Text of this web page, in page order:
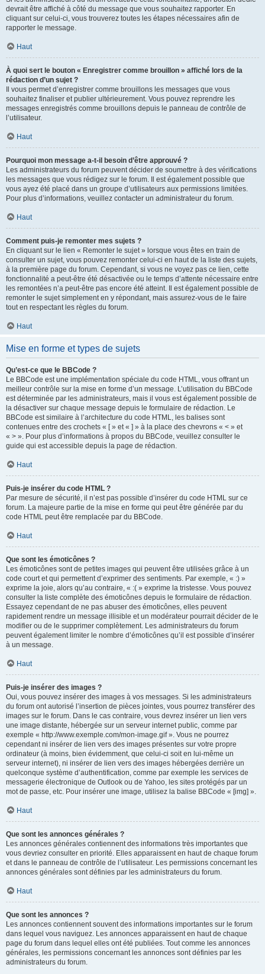
devrait être affiché à côté du message que vous souhaitez rapporter. En
cliquant sur celui-ci, vous trouverez toutes les étapes nécessaires afin de
rapporter le message.
Haut
À quoi sert le bouton « Enregistrer comme brouillon » affiché lors de la
rédaction d’un sujet ?
Il vous permet d’enregistrer comme brouillons les messages que vous
souhaitez finaliser et publier ultérieurement. Vous pouvez reprendre les
messages enregistrés comme brouillons depuis le panneau de contrôle de
l’utilisateur.
Haut
Pourquoi mon message a-t-il besoin d’être approuvé ?
Les administrateurs du forum peuvent décider de soumettre à des vérifications
les messages que vous rédigez sur le forum. Il est également possible que
vous ayez été placé dans un groupe d’utilisateurs aux permissions limitées.
Pour plus d’informations, veuillez contacter un administrateur du forum.
Haut
Comment puis-je remonter mes sujets ?
En cliquant sur le lien « Remonter le sujet » lorsque vous êtes en train de
consulter un sujet, vous pouvez remonter celui-ci en haut de la liste des sujets,
à la première page du forum. Cependant, si vous ne voyez pas ce lien, cette
fonctionnalité a peut-être été désactivée ou le temps d’attente nécessaire entre
les remontées n’a peut-être pas encore été atteint. Il est également possible de
remonter le sujet simplement en y répondant, mais assurez-vous de le faire
tout en respectant les règles du forum.
Haut
Mise en forme et types de sujets
Qu’est-ce que le BBCode ?
Le BBCode est une implémentation spéciale du code HTML, vous offrant un
meilleur contrôle sur la mise en forme d’un message. L’utilisation du BBCode
est déterminée par les administrateurs, mais il vous est également possible de
la désactiver sur chaque message depuis le formulaire de rédaction. Le
BBCode est similaire à l’architecture du code HTML, les balises sont
contenues entre des crochets « [ » et « ] » à la place des chevrons « < » et
« > ». Pour plus d’informations à propos du BBCode, veuillez consulter le
guide qui est accessible depuis la page de rédaction.
Haut
Puis-je insérer du code HTML ?
Par mesure de sécurité, il n’est pas possible d’insérer du code HTML sur ce
forum. La majeure partie de la mise en forme qui peut être générée par du
code HTML peut être remplacée par du BBCode.
Haut
Que sont les émoticônes ?
Les émoticônes sont de petites images qui peuvent être utilisées grâce à un
code court et qui permettent d’exprimer des sentiments. Par exemple, « :) »
exprime la joie, alors qu’au contraire, « :( » exprime la tristesse. Vous pouvez
consulter la liste complète des émoticônes depuis le formulaire de rédaction.
Essayez cependant de ne pas abuser des émoticônes, elles peuvent
rapidement rendre un message illisible et un modérateur pourrait décider de le
modifier ou de le supprimer complètement. Les administrateurs du forum
peuvent également limiter le nombre d’émoticônes qu’il est possible d’insérer
à un message.
Haut
Puis-je insérer des images ?
Oui, vous pouvez insérer des images à vos messages. Si les administrateurs
du forum ont autorisé l’insertion de pièces jointes, vous pourrez transférer des
images sur le forum. Dans le cas contraire, vous devrez insérer un lien vers
une image distante, hébergée sur un serveur internet public, comme par
exemple « http://www.exemple.com/mon-image.gif ». Vous ne pourrez
cependant ni insérer de lien vers des images présentes sur votre propre
ordinateur (à moins, bien évidemment, que celui-ci soit en lui-même un
serveur internet), ni insérer de lien vers des images hébergées derrière un
quelconque système d’authentification, comme par exemple les services de
messagerie électronique de Outlook ou de Yahoo, les sites protégés par un
mot de passe, etc. Pour insérer une image, utilisez la balise BBCode « [img] ».
Haut
Que sont les annonces générales ?
Les annonces générales contiennent des informations très importantes que
vous devriez consulter en priorité. Elles apparaissent en haut de chaque forum
et dans le panneau de contrôle de l’utilisateur. Les permissions concernant les
annonces générales sont définies par les administrateurs du forum.
Haut
Que sont les annonces ?
Les annonces contiennent souvent des informations importantes sur le forum
dans lequel vous naviguez. Les annonces apparaissent en haut de chaque
page du forum dans lequel elles ont été publiées. Tout comme les annonces
générales, les permissions concernant les annonces sont définies par les
administrateurs du forum.